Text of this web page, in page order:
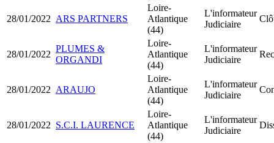
28/01/2022 ARS PARTNERS
Loire-
Atlantique
(44)
L'informateur
Judiciaire
28/01/2022
PLUMES &
ORGANDI
Loire-
Atlantique
(44)
L'informateur
Judiciaire
28/01/2022 ARAUJO
Loire-
Atlantique
(44)
L'informateur
Judiciaire
28/01/2022 S.C.I. LAURENCE
Loire-
Atlantique
(44)
L'informateur
Judiciaire